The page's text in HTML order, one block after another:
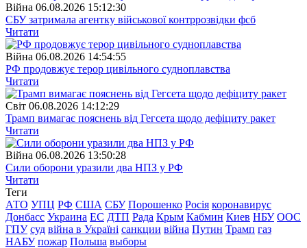
Війна 06.08.2026 15:12:30
СБУ затримала агентку військової контррозвідки фсб
Читати
Війна 06.08.2026 14:54:55
РФ продовжує терор цивільного судноплавства
Читати
Свiт 06.08.2026 14:12:29
Трамп вимагає пояснень від Гегсета щодо дефіциту ракет
Читати
Війна 06.08.2026 13:50:28
Сили оборони уразили два НПЗ у РФ
Читати
Теги
АТО УПЦ РФ США СБУ Порошенко Росія коронавирус
Донбасс Украина ЕС ДТП Рада Крым Кабмин Киев НБУ ООС
ГПУ суд війна в Україні санкции війна Путин Трамп газ
НАБУ пожар Польша выборы